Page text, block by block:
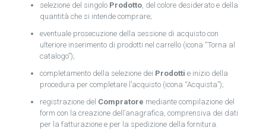
selezione del singolo Prodotto, del colore desiderato e della
quantità che si intende comprare;
eventuale prosecuzione della sessione di acquisto con
ulteriore inserimento di prodotti nel carrello (icona “Torna al
catalogo”);
completamento della selezione dei Prodotti e inizio della
procedura per completare l’acquisto (icona “Acquista”);
registrazione del Compratore mediante compilazione del
form con la creazione dell’anagrafica, comprensiva dei dati
per la fatturazione e per la spedizione della fornitura.